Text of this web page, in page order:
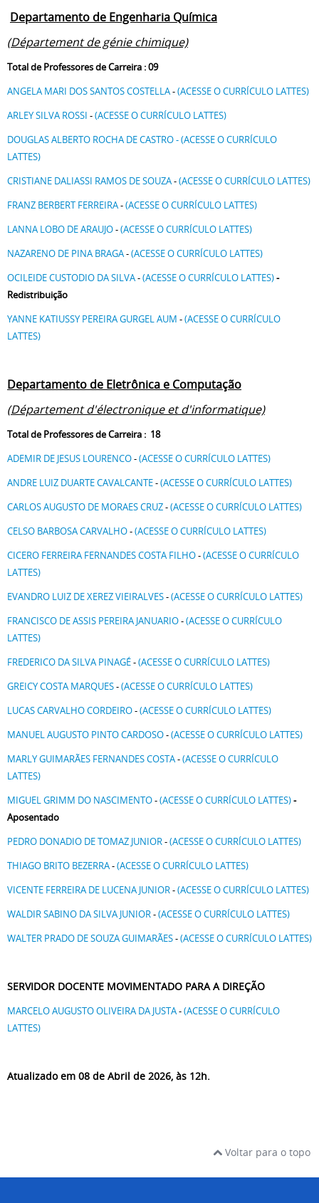
Departamento de Engenharia Química
(Département de génie chimique)
Total de Professores de Carreira : 09
ANGELA MARI DOS SANTOS COSTELLA-(ACESSE O CURRÍCULO LATTES)
ARLEY SILVA ROSSI -(ACESSE O CURRÍCULO LATTES)
DOUGLAS ALBERTO ROCHA DE CASTRO - (ACESSE O CURRÍCULO
LATTES)
CRISTIANE DALIASSI RAMOS DE SOUZA-(ACESSE O CURRÍCULO LATTES)
FRANZ BERBERT FERREIRA-(ACESSE O CURRÍCULO LATTES)
LANNA LOBO DE ARAUJO-(ACESSE O CURRÍCULO LATTES)
NAZARENO DE PINA BRAGA-(ACESSE O CURRÍCULO LATTES)
OCILEIDE CUSTODIO DA SILVA-(ACESSE O CURRÍCULO LATTES)-
Redistribuição
YANNE KATIUSSY PEREIRA GURGEL AUM -(ACESSE O CURRÍCULO
LATTES)
Departamento de Eletrônica e Computação
(Département d'électronique et d'informatique)
Total de Professores de Carreira : 18
ADEMIR DE JESUS LOURENCO-(ACESSE O CURRÍCULO LATTES)
ANDRE LUIZ DUARTE CAVALCANTE-(ACESSE O CURRÍCULO LATTES)
CARLOS AUGUSTO DE MORAES CRUZ-(ACESSE O CURRÍCULO LATTES)
CELSO BARBOSA CARVALHO-(ACESSE O CURRÍCULO LATTES)
CICERO FERREIRA FERNANDES COSTA FILHO-(ACESSE O CURRÍCULO
LATTES)
EVANDRO LUIZ DE XEREZ VIEIRALVES-(ACESSE O CURRÍCULO LATTES)
FRANCISCO DE ASSIS PEREIRA JANUARIO-(ACESSE O CURRÍCULO
LATTES)
FREDERICO DA SILVA PINAGÉ-(ACESSE O CURRÍCULO LATTES)
GREICY COSTA MARQUES-(ACESSE O CURRÍCULO LATTES)
LUCAS CARVALHO CORDEIRO-(ACESSE O CURRÍCULO LATTES)
MANUEL AUGUSTO PINTO CARDOSO-(ACESSE O CURRÍCULO LATTES)
MARLY GUIMARÃES FERNANDES COSTA-(ACESSE O CURRÍCULO
LATTES)
MIGUEL GRIMM DO NASCIMENTO-(ACESSE O CURRÍCULO LATTES)-
Aposentado
PEDRO DONADIO DE TOMAZ JUNIOR-(ACESSE O CURRÍCULO LATTES)
THIAGO BRITO BEZERRA-(ACESSE O CURRÍCULO LATTES)
VICENTE FERREIRA DE LUCENA JUNIOR-(ACESSE O CURRÍCULO LATTES)
WALDIR SABINO DA SILVA JUNIOR-(ACESSE O CURRÍCULO LATTES)
WALTER PRADO DE SOUZA GUIMARÃES-(ACESSE O CURRÍCULO LATTES)
SERVIDOR DOCENTE MOVIMENTADO PARA A DIREÇÃO
MARCELO AUGUSTO OLIVEIRA DA JUSTA-(ACESSE O CURRÍCULO
LATTES)
Atualizado em 08 de Abril de 2026, às 12h.
Voltar para o topo